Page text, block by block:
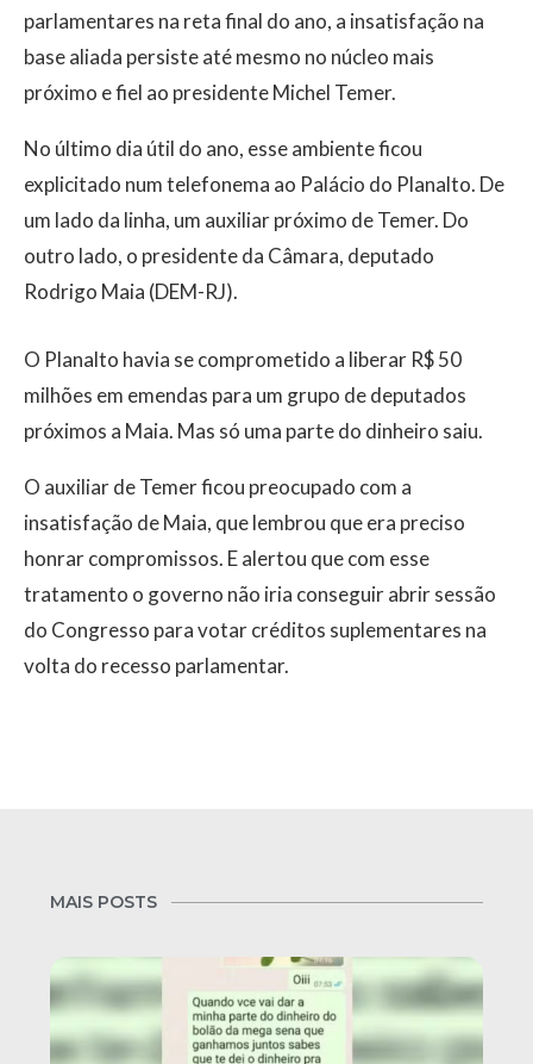
parlamentares na reta final do ano, a insatisfação na
base aliada persiste até mesmo no núcleo mais
próximo e fiel ao presidente Michel Temer.
No último dia útil do ano, esse ambiente ficou
explicitado num telefonema ao Palácio do Planalto. De
um lado da linha, um auxiliar próximo de Temer. Do
outro lado, o presidente da Câmara, deputado
Rodrigo Maia (DEM-RJ).
O Planalto havia se comprometido a liberar R$ 50
milhões em emendas para um grupo de deputados
próximos a Maia. Mas só uma parte do dinheiro saiu.
O auxiliar de Temer ficou preocupado com a
insatisfação de Maia, que lembrou que era preciso
honrar compromissos. E alertou que com esse
tratamento o governo não iria conseguir abrir sessão
do Congresso para votar créditos suplementares na
volta do recesso parlamentar.
MAIS POSTS